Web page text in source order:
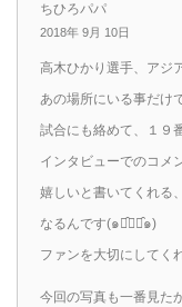
ちひろパパ
2018年 9月 10日
高木ひかり選手、アジ
あの場所にいる事だけ
試合にも絡めて、１９
インタビューでのコメ
嬉しいと書いてくれる
なるんです(๑･̑◡･̑๑)
ファンを大切にしてく
今回の写真も一番見た